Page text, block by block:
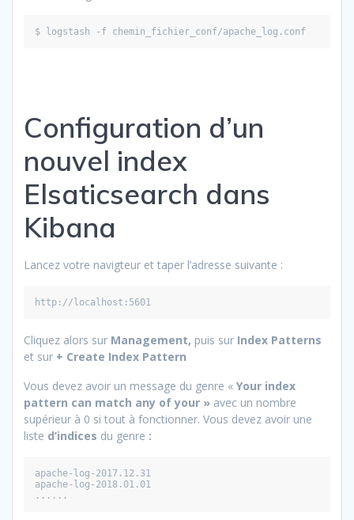
$ logstash -f chemin_fichier_conf/apache_log.conf
Configuration d’un
nouvel index
Elsaticsearch dans
Kibana
Lancez votre navigteur et taper l’adresse suivante :
http://localhost:5601
Cliquez alors sur Management, puis sur Index Patterns
et sur + Create Index Pattern
Vous devez avoir un message du genre « Your index
pattern can match any of your » avec un nombre
supérieur à 0 si tout à fonctionner. Vous devez avoir une
liste d’indices du genre :
apache-log-2017.12.31
apache-log-2018.01.01
......